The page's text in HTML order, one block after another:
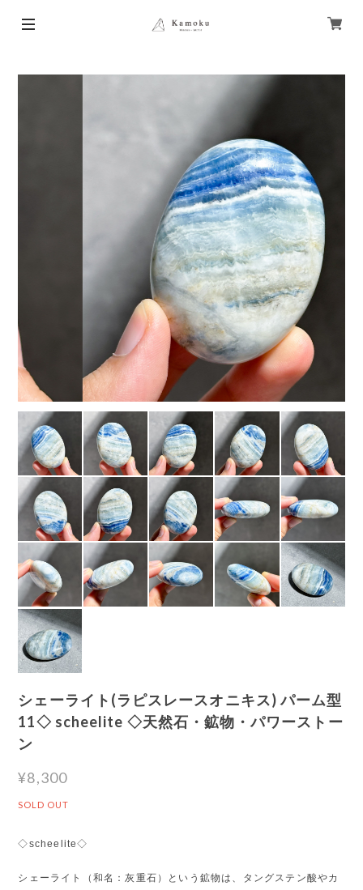
シェーライト(ラピスレースオニキス) パーム型
11◇ scheelite ◇天然石・鉱物・パワーストー
ン
¥8,300
SOLD OUT
◇scheelite◇
シェーライト（和名：灰重石）という鉱物は、タングステン酸やカ